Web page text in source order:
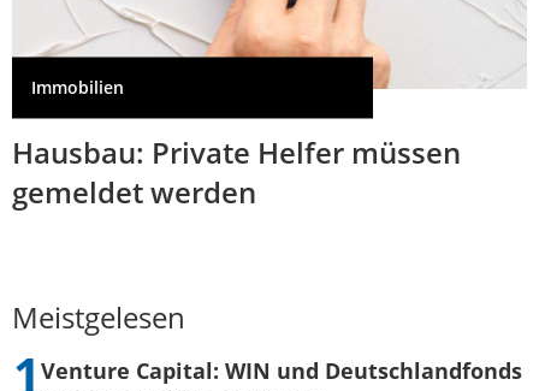
Immobilien
Hausbau: Private Helfer müssen
gemeldet werden
Meistgelesen
Venture Capital: WIN und Deutschlandfonds